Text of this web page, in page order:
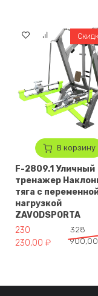
В корзину
F-2809.1 Уличный
тренажер
тяга с
нагрузкой
ZAVODSPORTA
328
900,00
Первоначальная
230
230,00 ₽
Текущая цена: 230